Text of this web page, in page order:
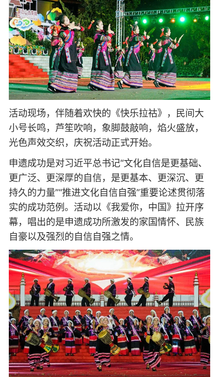
活动现场，伴随着欢快的《快乐拉祜》，民间大
小号长鸣，芦笙吹响，象脚鼓敲响，焰火盛放，
光色声效交织，庆祝活动正式开始。
申遗成功是对习近平总书记“文化自信是更基础、
更广泛、更深厚的自信，是更基本、更深沉、更
持久的力量”“推进文化自信自强”重要论述贯彻落
实的成功范例。活动以《我爱你，中国》拉开序
幕，唱出的是申遗成功所激发的家国情怀、民族
自豪以及强烈的自信自强之情。